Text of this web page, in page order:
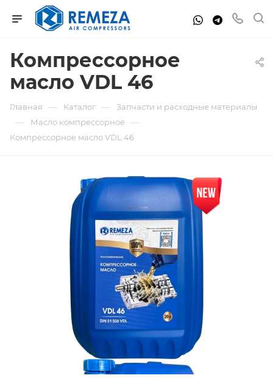
Компрессорное
масло VDL 46
Главная — Каталог — Запчасти и расходные материалы
— Масло компрессорное —
Компрессорное масло VDL 46